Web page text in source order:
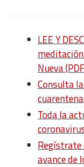
LEE Y
Nueva
Consulta
Toda la
Regístrate
avance de